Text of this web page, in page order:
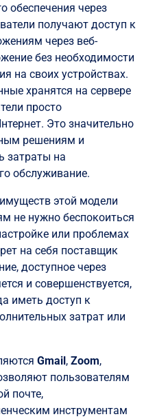
обеспечения через
получают доступ к
через веб-
без необходимости
на своих устройствах.
хранятся на сервере
просто
Это значительно
решениям и
затраты на
обслуживание.
этой модели
не нужно беспокоиться
или проблемах
на себя поставщик
доступное через
и совершенствуется,
иметь доступ к
затрат или
Gmail, Zoom,
пользователям
почте,
инструментам